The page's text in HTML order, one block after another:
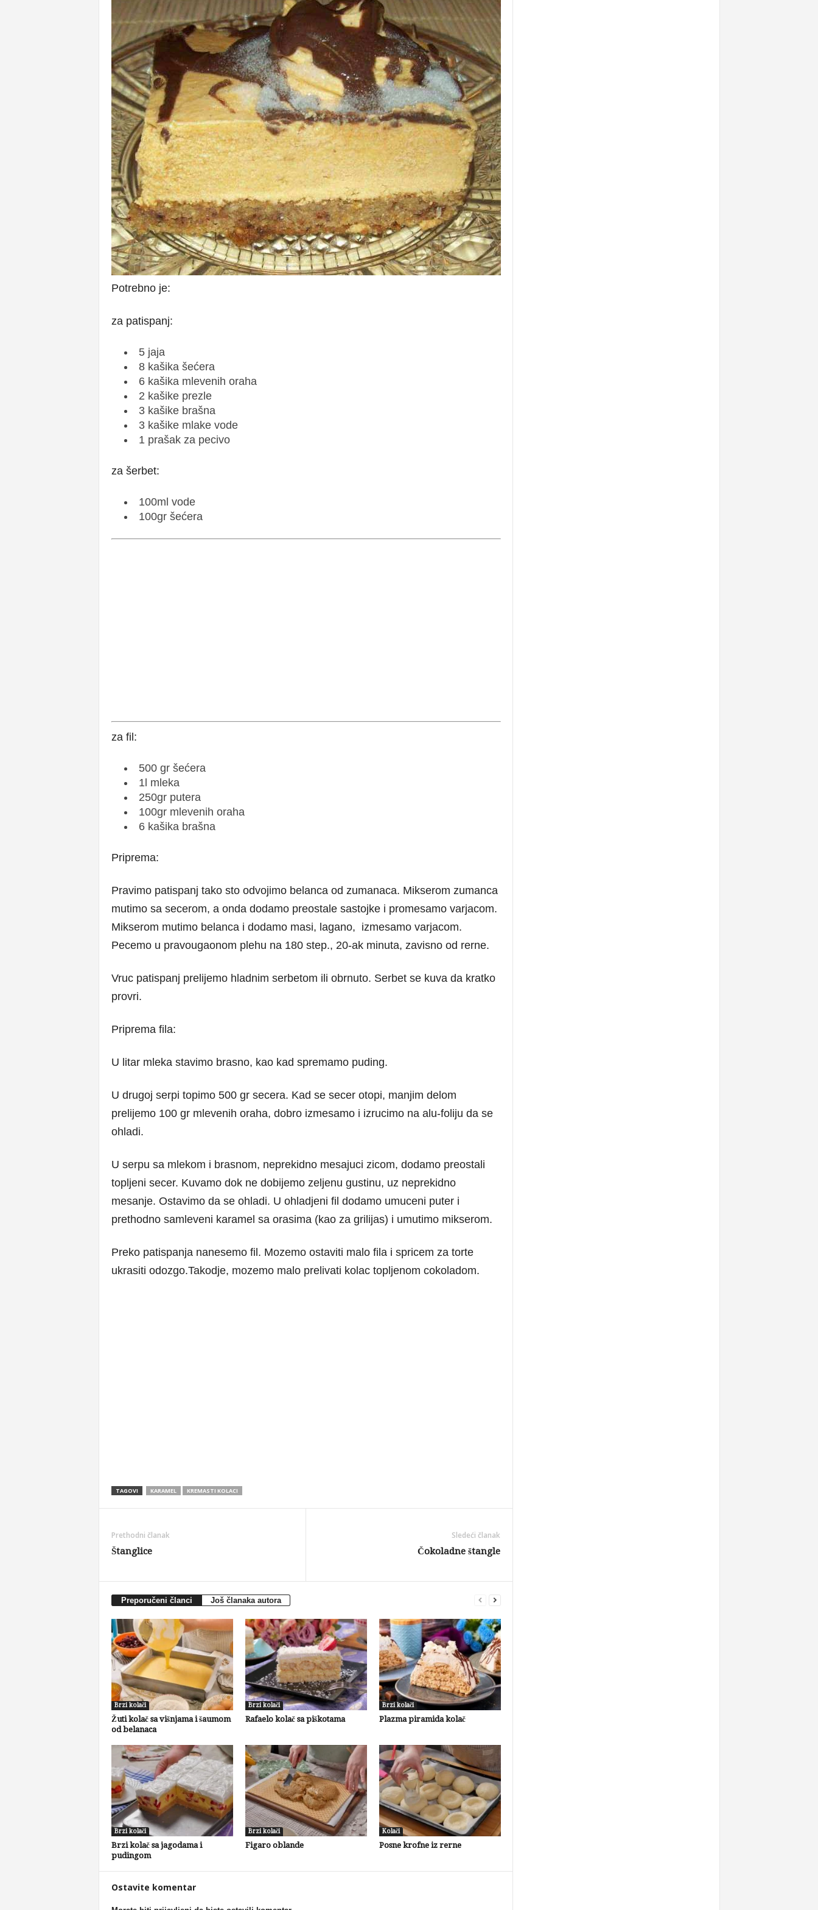
Potrebno je:
za patispanj:
5 jaja
8 kašika šećera
6 kašika mlevenih oraha
2 kašike prezle
3 kašike brašna
3 kašike mlake vode
1 prašak za pecivo
za šerbet:
100ml vode
100gr šećera
za fil:
500 gr šećera
1l mleka
250gr putera
100gr mlevenih oraha
6 kašika brašna
Priprema:
Pravimo patispanj tako sto odvojimo belanca od zumanaca. Mikserom zumanca
mutimo sa secerom, a onda dodamo preostale sastojke i promesamo varjacom.
Mikserom mutimo belanca i dodamo masi, lagano, izmesamo varjacom.
Pecemo u pravougaonom plehu na 180 step., 20-ak minuta, zavisno od rerne.
Vruc patispanj prelijemo hladnim serbetom ili obrnuto. Serbet se kuva da kratko
provri.
Priprema fila:
U litar mleka stavimo brasno, kao kad spremamo puding.
U drugoj serpi topimo 500 gr secera. Kad se secer otopi, manjim delom
prelijemo 100 gr mlevenih oraha, dobro izmesamo i izrucimo na alu-foliju da se
ohladi.
U serpu sa mlekom i brasnom, neprekidno mesajuci zicom, dodamo preostali
topljeni secer. Kuvamo dok ne dobijemo zeljenu gustinu, uz neprekidno
mesanje. Ostavimo da se ohladi. U ohladjeni fil dodamo umuceni puter i
prethodno samleveni karamel sa orasima (kao za grilijas) i umutimo mikserom.
Preko patispanja nanesemo fil. Mozemo ostaviti malo fila i spricem za torte
ukrasiti odozgo.Takodje, mozemo malo prelivati kolac topljenom cokoladom.
TAGOVI KARAMEL KREMASTI KOLACI
Prethodni članak
Štanglice
Sledeći članak
Čokoladne štangle
Preporučeni članci Još članaka autora
Brzi kolači
Žuti kolač sa višnjama i šaumom
od belanaca
Brzi kolači
Rafaelo kolač sa piškotama
Brzi kolači
Plazma piramida kolač
Brzi kolači
Brzi kolač sa jagodama i
pudingom
Brzi kolači
Figaro oblande
Kolači
Posne krofne iz rerne
Ostavite komentar